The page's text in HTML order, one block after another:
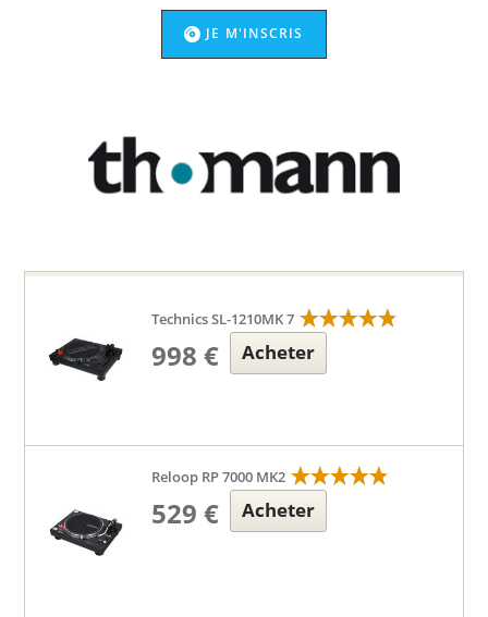
JE M'INSCRIS
Technics SL-1210MK 7
998 € Acheter
Reloop RP 7000 MK2
529 € Acheter